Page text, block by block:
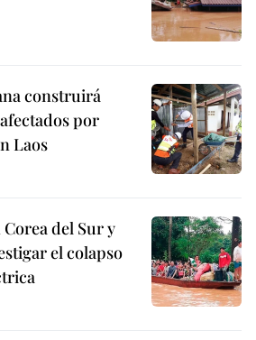
construirá
por
Laos
del Sur y
el colapso